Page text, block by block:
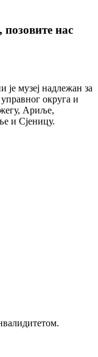
нас
музеј надлежан за
округа и
Ариље,
и Сјеницу.